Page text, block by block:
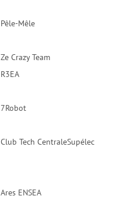
Pêle-Mêle
Ze Crazy Team
R3EA
7Robot
Club Tech CentraleSupélec
Ares ENSEA